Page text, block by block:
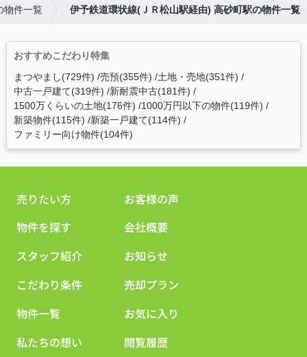
物件一覧 伊予鉄道環状線(ＪＲ松山駅経由) 高砂町駅の物件一覧
おすすめこだわり特集
まつやまし(729件) 売預(355件) 土地・売地(351件)
中古一戸建て(319件) 新耐震中古(181件)
1500万くらいの土地(176件) 1000万円以下の物件(119件)
新築物件(115件) 新築一戸建て(114件)
ファミリー向け物件(104件)
売りたい方
物件を探す
スタッフ紹介
こだわり条件
物件一覧
私たちの想い
お客様の声
会社概要
お知らせ
売却プラン
お気に入り
閲覧履歴